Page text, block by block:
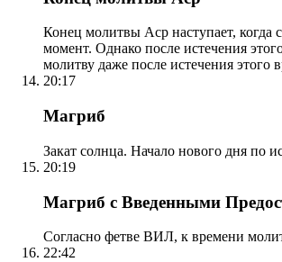
Конец молитвы Аср наступает, когда
момент. Однако после истечения
молитву даже после истечения этого
20:17
Магриб
Закат солнца. Начало нового дня по
20:19
Магриб с Введенными
Согласно фетве ВИЛ, к времени
22:42